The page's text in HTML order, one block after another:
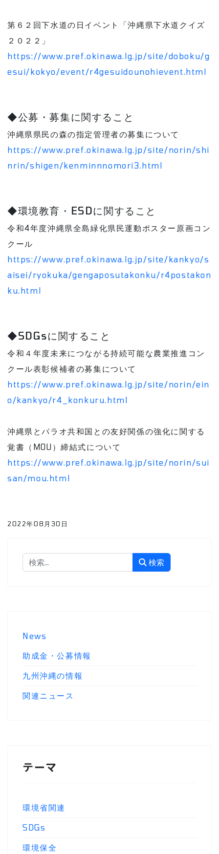
第６２回下水道の日イベント「沖縄県下水道クイズ
２０２２」
https://www.pref.okinawa.lg.jp/site/doboku/g
esui/kokyo/event/r4gesuidounohievent.html
◆公募・募集に関すること
沖縄県県民の森の指定管理者の募集について
https://www.pref.okinawa.lg.jp/site/norin/shi
nrin/shigen/kenminnnomori3.html
◆環境教育・ESDに関すること
令和4年度沖縄県全島緑化県民運動ポスター原画コン
クール
https://www.pref.okinawa.lg.jp/site/kankyo/s
aisei/ryokuka/gengaposutakonku/r4postakon
ku.html
◆SDGsに関すること
令和４年度未来につながる持続可能な農業推進コン
クール表彰候補者の募集について
https://www.pref.okinawa.lg.jp/site/norin/ein
o/kankyo/r4_konkuru.html
沖縄県とパラオ共和国との友好関係の強化に関する
覚書（MOU）締結式について
https://www.pref.okinawa.lg.jp/site/norin/sui
san/mou.html
2022年08月30日
検索 検索
News
助成金・公募情報
九州沖縄の情報
関連ニュース
テーマ
環境省関連
SDGs
環境保全